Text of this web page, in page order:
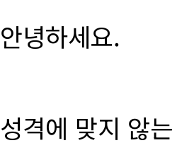
안녕하세요.
성격에 맞지 않